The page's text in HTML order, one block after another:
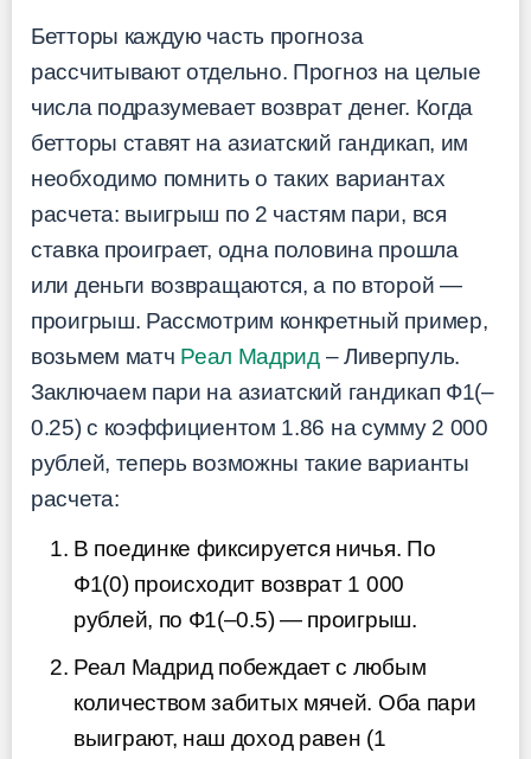
Бетторы каждую часть прогноза
рассчитывают отдельно. Прогноз на целые
числа подразумевает возврат денег. Когда
бетторы ставят на азиатский гандикап, им
необходимо помнить о таких вариантах
расчета: выигрыш по 2 частям пари, вся
ставка проиграет, одна половина прошла
или деньги возвращаются, а по второй —
проигрыш. Рассмотрим конкретный пример,
возьмем матч Реал Мадрид– Ливерпуль.
Заключаем пари на азиатский гандикап Ф1(–
0.25) с коэффициентом 1.86 на сумму 2 000
рублей, теперь возможны такие варианты
расчета:
В поединке фиксируется ничья. По
Ф1(0) происходит возврат 1 000
рублей, по Ф1(–0.5) — проигрыш.
Реал Мадрид побеждает с любым
количеством забитых мячей. Оба пари
выиграют, наш доход равен (1